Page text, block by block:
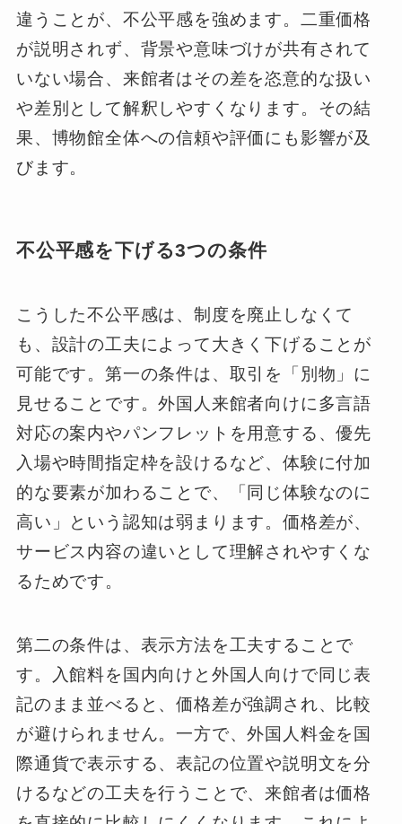
違うことが、不公平感を強めます。二重価格
が説明されず、背景や意味づけが共有されて
いない場合、来館者はその差を恣意的な扱い
や差別として解釈しやすくなります。その結
果、博物館全体への信頼や評価にも影響が及
びます。
不公平感を下げる3つの条件
こうした不公平感は、制度を廃止しなくて
も、設計の工夫によって大きく下げることが
可能です。第一の条件は、取引を「別物」に
見せることです。外国人来館者向けに多言語
対応の案内やパンフレットを用意する、優先
入場や時間指定枠を設けるなど、体験に付加
的な要素が加わることで、「同じ体験なのに
高い」という認知は弱まります。価格差が、
サービス内容の違いとして理解されやすくな
るためです。
第二の条件は、表示方法を工夫することで
す。入館料を国内向けと外国人向けで同じ表
記のまま並べると、価格差が強調され、比較
が避けられません。一方で、外国人料金を国
際通貨で表示する、表記の位置や説明文を分
けるなどの工夫を行うことで、来館者は価格